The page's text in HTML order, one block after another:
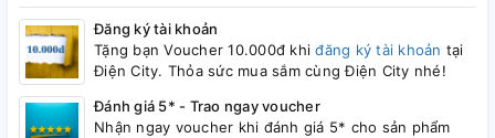
Đăng ký tài khoản
Tặng bạn Voucher 10.000đ khiđăng ký tài khoản tại
Điện City. Thỏa sức mua sắm cùng Điện City nhé!
Đánh giá 5* - Trao ngay voucher
Nhận ngay voucher khi đánh giá 5* cho sản phẩm